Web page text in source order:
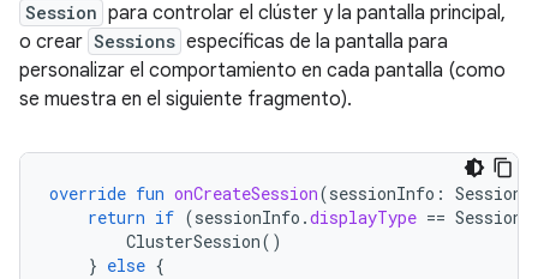
Session para controlar el clúster y la pantalla principal,
o crear Sessions específicas de la pantalla para
personalizar el comportamiento en cada pantalla (como
se muestra en el siguiente fragmento).
override fun onCreateSession(sessionInfo :
return if (sessionInfo .displayType ==
ClusterSession()
} else {